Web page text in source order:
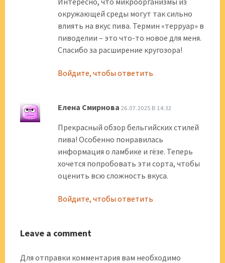
окружающей среды могут так сильно
влиять на вкус пива. Термин «терруар» в
пиводелии – это что-то новое для меня.
Спасибо за расширение кругозора!
Войдите, чтобы ответить
Елена Смирнова 26.07.2025 В 14:32
Прекрасный обзор бельгийских стилей
пива! Особенно понравилась
информация о ламбике и гёзе. Теперь
хочется попробовать эти сорта, чтобы
оценить всю сложность вкуса.
Войдите, чтобы ответить
Leave a comment
Для отправки комментария вам необходимо